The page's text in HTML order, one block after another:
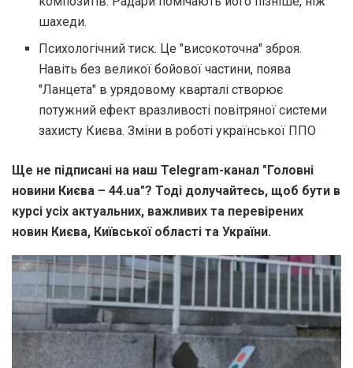
шахеди.
Психологічний тиск. Це "високоточна" зброя.
Навіть без великої бойової частини, поява
"Ланцета" в урядовому кварталі створює
потужний ефект вразливості повітряної системи
захисту Києва. Зміни в роботі української ППО
Ще не підписані на наш Telegram-канал "Головні
новини Києва – 44.ua"? Тоді долучайтесь, щоб бути в
курсі усіх актуальних, важливих та перевірених
новин Києва, Київської області та України.